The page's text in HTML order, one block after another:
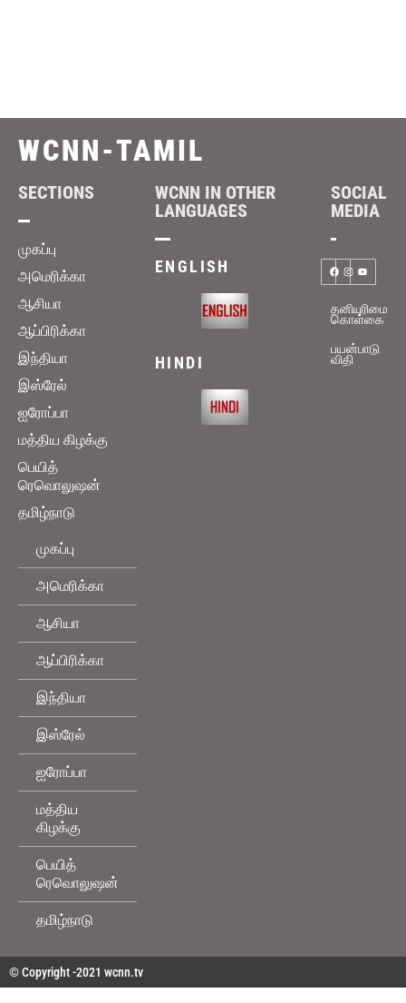
WCNN-TAMIL
SECTIONS
முகப்பு
அமெரிக்கா
ஆசியா
ஆப்பிரிக்கா
இந்தியா
இஸ்ரேல்
ஐரோப்பா
மத்திய கிழக்கு
பெயித்
ரெவொலுஷன்
தமிழ்நாடு
முகப்பு
அமெரிக்கா
ஆசியா
ஆப்பிரிக்கா
இந்தியா
இஸ்ரேல்
ஐரோப்பா
மத்திய
கிழக்கு
பெயித்
ரெவொலுஷன்
தமிழ்நாடு
WCNN IN OTHER
LANGUAGES
ENGLISH
HINDI
SOCIAL
MEDIA
தனியுரிமை
கொள்கை
பயன்பாடு
விதி
© Copyright -2021 wcnn.tv